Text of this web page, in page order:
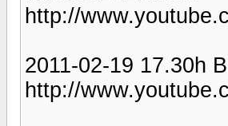
http://
2011-02-19 17.30h
http://